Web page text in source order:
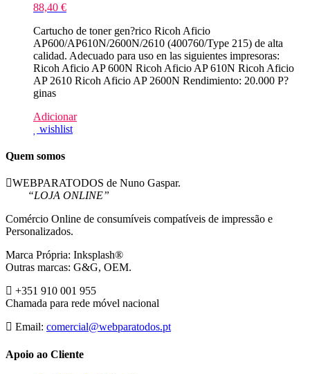
88,40 €
Cartucho de toner gen?rico Ricoh Aficio
AP600/AP610N/2600N/2610 (400760/Type 215) de alta
calidad. Adecuado para uso en las siguientes impresoras:
Ricoh Aficio AP 600N Ricoh Aficio AP 610N Ricoh Aficio
AP 2610 Ricoh Aficio AP 2600N Rendimiento: 20.000 P?
ginas
Adicionar
wishlist
Quem somos
WEBPARATODOS de Nuno Gaspar.
“LOJA ONLINE”
Comércio Online de consumíveis compatíveis de impressão e
Personalizados.
Marca Própria: Inksplash®
Outras marcas: G&G, OEM.
+351 910 001 955
Chamada para rede móvel nacional
Email: comercial@webparatodos.pt
Apoio ao Cliente